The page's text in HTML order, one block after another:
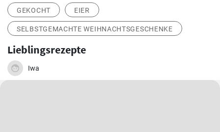
GEKOCHT EIER
SELBSTGEMACHTE WEIHNACHTSGESCHENKE
Lieblingsrezepte
Iwa